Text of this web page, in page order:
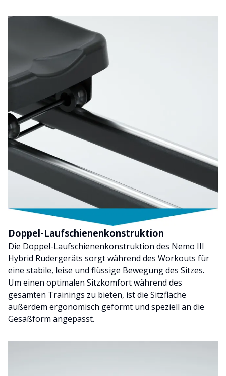
Doppel-Laufschienenkonstruktion
Die Doppel-Laufschienenkonstruktion des Nemo III
Hybrid Rudergeräts sorgt während des Workouts für
eine stabile, leise und flüssige Bewegung des Sitzes.
Um einen optimalen Sitzkomfort während des
gesamten Trainings zu bieten, ist die Sitzfläche
außerdem ergonomisch geformt und speziell an die
Gesäßform angepasst.